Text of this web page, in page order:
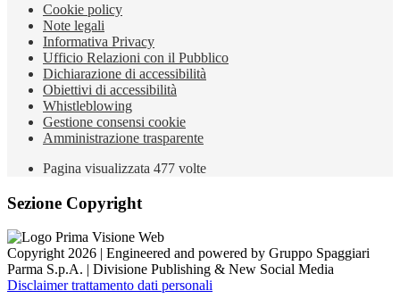
Cookie policy
Note legali
Informativa Privacy
Ufficio Relazioni con il Pubblico
Dichiarazione di accessibilità
Obiettivi di accessibilità
Whistleblowing
Gestione consensi cookie
Amministrazione trasparente
Pagina visualizzata 477 volte
Sezione Copyright
Copyright 2026 | Engineered and powered by Gruppo Spaggiari
Parma S.p.A. | Divisione Publishing & New Social Media
Disclaimer trattamento dati personali